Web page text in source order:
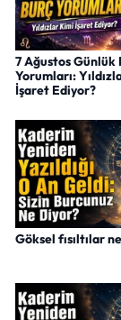
7 Ağustos Günlük
Yorumları:
İşaret Ediyor?
Göksel fısıltılar